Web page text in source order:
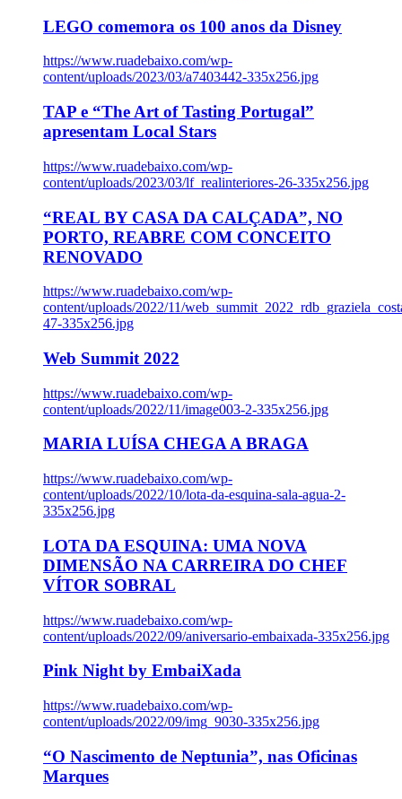
LEGO comemora os 100 anos da Disney
https://www.ruadebaixo.com/wp-
content/uploads/2023/03/a7403442-335x256.jpg
TAP e “The Art of Tasting Portugal”
apresentam Local Stars
https://www.ruadebaixo.com/wp-
content/uploads/2023/03/lf_realinteriores-26-335x256.jpg
“REAL BY CASA DA CALÇADA”, NO
PORTO, REABRE COM CONCEITO
RENOVADO
https://www.ruadebaixo.com/wp-
content/uploads/2022/11/
47-335x256.jpg
Web Summit 2022
https://www.ruadebaixo.com/wp-
content/uploads/2022/11/image003-2-335x256.jpg
MARIA LUÍSA CHEGA A BRAGA
https://www.ruadebaixo.com/wp-
content/uploads/2022/10/lota-da-esquina-sala-agua-2-
335x256.jpg
LOTA DA ESQUINA: UMA NOVA
DIMENSÃO NA CARREIRA DO CHEF
VÍTOR SOBRAL
https://www.ruadebaixo.com/wp-
content/uploads/2022/09/aniversario-embaixada-335x256.jpg
Pink Night by EmbaiXada
https://www.ruadebaixo.com/wp-
content/uploads/2022/09/img_9030-335x256.jpg
“O Nascimento de Neptunia”, nas Oficinas
Marques